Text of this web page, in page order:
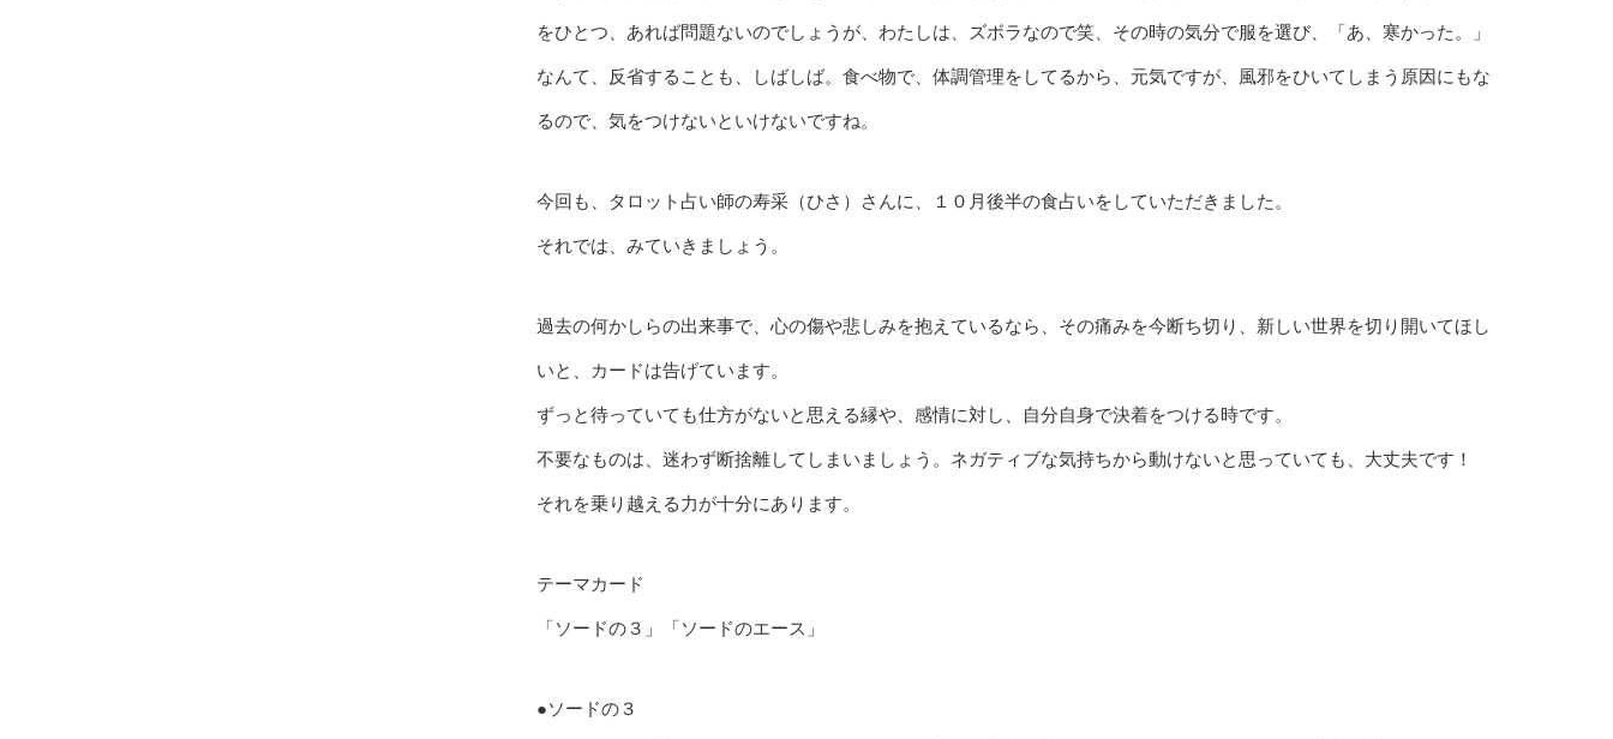
をひとつ、あれば問題ないのでしょうが、わたしは、ズボラなので笑、その時の気分で服を選び、「あ、寒かった。」
なんて、反省することも、しばしば。食べ物で、体調管理をしてるから、元気ですが、風邪をひいてしまう原因にもな
るので、気をつけないといけないですね。
今回も、タロット占い師の寿采（ひさ）さんに、１０月後半の食占いをしていただきました。
それでは、みていきましょう。
過去の何かしらの出来事で、心の傷や悲しみを抱えているなら、その痛みを今断ち切り、新しい世界を切り開いてほし
いと、カードは告げています。
ずっと待っていても仕方がないと思える縁や、感情に対し、自分自身で決着をつける時です。
不要なものは、迷わず断捨離してしまいましょう。ネガティブな気持ちから動けないと思っていても、大丈夫です！
それを乗り越える力が十分にあります。
テーマカード
「ソードの３」「ソードのエース」
●ソードの３